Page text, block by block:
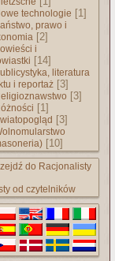
technologie [1]
prawo i
[2]
i
[14]
literatura
i reportaż [3]
[3]
[1]
[3]
[10]
do Racjonalisty
od czytelników